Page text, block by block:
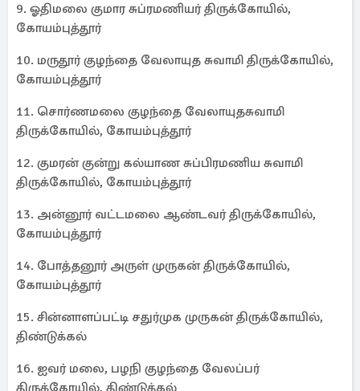
9. ஓதிமலை குமார சுப்ரமணியர் திருக்கோயில்,
கோயம்புத்தூர்
10. மருதூர் குழந்தை வேலாயுத சுவாமி திருக்கோயில்,
கோயம்புத்தூர்
11. சொர்ணமலை குழந்தை வேலாயுதசுவாமி
திருக்கோயில், கோயம்புத்தூர்
12. குமரன் குன்று கல்யாண சுப்பிரமணிய சுவாமி
திருக்கோயில், கோயம்புத்தூர்
13. அன்னூர் வட்டமலை ஆண்டவர் திருக்கோயில்,
கோயம்புத்தூர்
14. போத்தனூர் அருள் முருகன் திருக்கோயில்,
கோயம்புத்தூர்
15. சின்னாளப்பட்டி சதுர்முக முருகன் திருக்கோயில்,
திண்டுக்கல்
16. ஐவர் மலை, பழநி குழந்தை வேலப்பர்
திருக்கோயில், திண்டுக்கல்